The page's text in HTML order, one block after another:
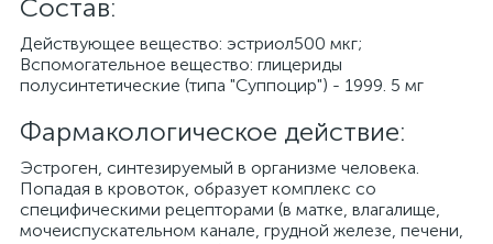
Cостав:
Действующее вещество: эстриол500 мкг;
Вспомогательное вещество: глицериды
полусинтетические (типа "Суппоцир") - 1999. 5 мг
Фармакологическое действие:
Эстроген, синтезируемый в организме человека.
Попадая в кровоток, образует комплекс со
специфическими рецепторами (в матке, влагалище,
мочеиспускательном канале, грудной железе, печени,